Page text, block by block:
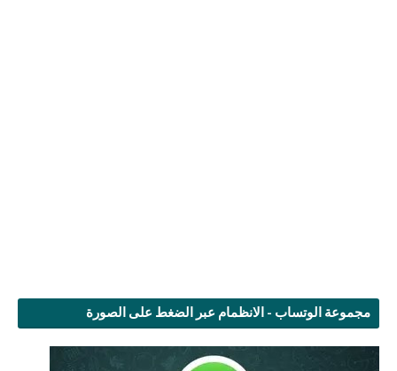
مجموعة الوتساب - الانظمام عبر الضغط على الصورة